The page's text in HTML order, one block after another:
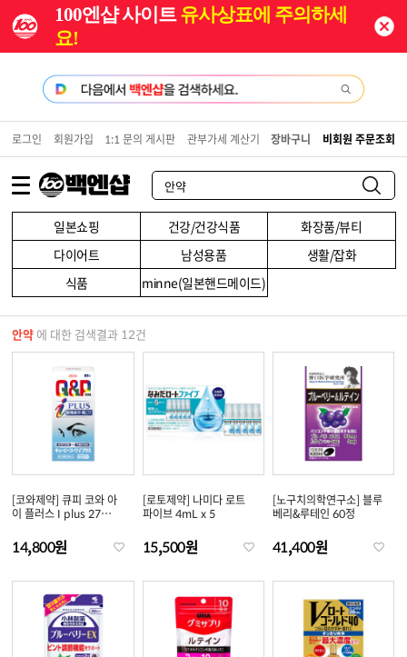
100엔샵 사이트유사상표에 주의하세
요!
일본쇼핑 건강/건강식품
화장품/뷰티
다이어트
남성용품
생활/잡화
식품
minne(일본핸드메이드)
로그인 회원가입 1:1 문의 게시판 관부가세 계산기 장바구니 비회원 주문조회
안약 에 대한 검색결과 12건
[코와제약] 큐피 코와 아
이 플러스 I plus 27
14,800원
[로토제약] 나미다 로트
파이브 4mL x 5
15,500원
[노구치의학연구소] 블루
베리&루테인 60정
41,400원